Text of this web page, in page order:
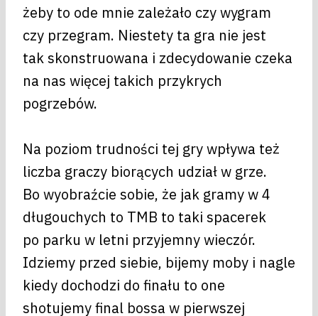
żeby to ode mnie zależało czy wygram
czy przegram. Niestety ta gra nie jest
tak skonstruowana i zdecydowanie czeka
na nas więcej takich przykrych
pogrzebów.
Na poziom trudności tej gry wpływa też
liczba graczy biorących udział w grze.
Bo wyobraźcie sobie, że jak gramy w 4
długouchych to TMB to taki spacerek
po parku w letni przyjemny wieczór.
Idziemy przed siebie, bijemy moby i nagle
kiedy dochodzi do finału to one
shotujemy final bossa w pierwszej